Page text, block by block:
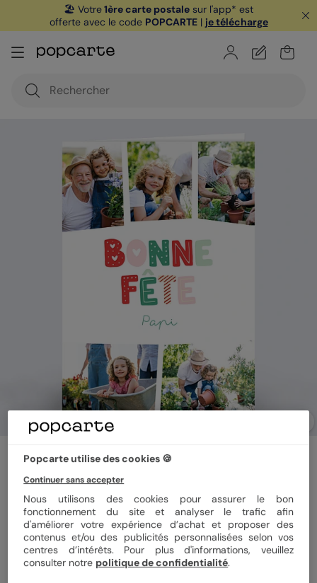
🏖️ Votre1ère carte postale sur l'app* est
offerte avec le code POPCARTE| je télécharge
Carte fête des grands-pères
Patchwork
Format 12x17 cm plié
Popcarte utilise des cookies 🍪
Continuer sans accepter
Nous utilisons des cookies pour assurer le bon
fonctionnement du site et analyser le trafic afin
d'améliorer votre expérience d’achat et proposer des
contenus et/ou des publicités personnalisées selon vos
centres d’intérêts. Pour plus d'informations, veuillez
consulter notre politique de confidentialité.